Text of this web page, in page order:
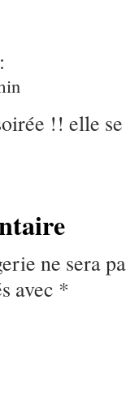
!! elle
ne sera
avec *